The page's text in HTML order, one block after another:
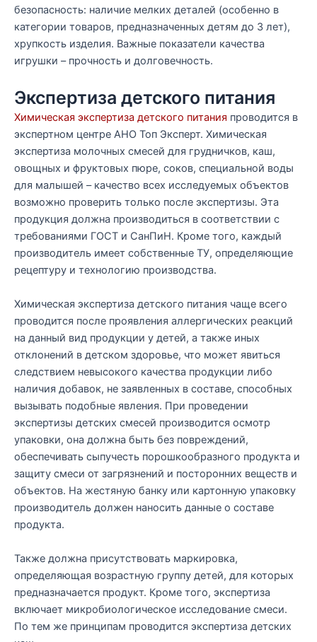
безопасность: наличие мелких деталей (особенно в
категории товаров, предназначенных детям до 3 лет),
хрупкость изделия. Важные показатели качества
игрушки – прочность и долговечность.
Экспертиза детского питания
Химическая экспертиза детского питания проводится в
экспертном центре АНО Топ Эксперт. Химическая
экспертиза молочных смесей для грудничков, каш,
овощных и фруктовых пюре, соков, специальной воды
для малышей – качество всех исследуемых объектов
возможно проверить только после экспертизы. Эта
продукция должна производиться в соответствии с
требованиями ГОСТ и СанПиН. Кроме того, каждый
производитель имеет собственные ТУ, определяющие
рецептуру и технологию производства.
Химическая экспертиза детского питания чаще всего
проводится после проявления аллергических реакций
на данный вид продукции у детей, а также иных
отклонений в детском здоровье, что может явиться
следствием невысокого качества продукции либо
наличия добавок, не заявленных в составе, способных
вызывать подобные явления. При проведении
экспертизы детских смесей производится осмотр
упаковки, она должна быть без повреждений,
обеспечивать сыпучесть порошкообразного продукта и
защиту смеси от загрязнений и посторонних веществ и
объектов. На жестяную банку или картонную упаковку
производитель должен наносить данные о составе
продукта.
Также должна присутствовать маркировка,
определяющая возрастную группу детей, для которых
предназначается продукт. Кроме того, экспертиза
включает микробиологическое исследование смеси.
По тем же принципам проводится экспертиза детских